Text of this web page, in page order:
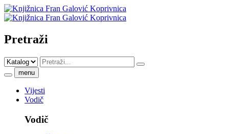
Pretraži
menu
Vijesti
Vodič
Vodič